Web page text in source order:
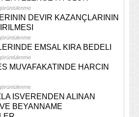
DEVIR KAZANÇLARININ
EMSAL KIRA BEDELI
MUVAFAKATINDE HARCIN
ISVERENDEN ALINAN
BEYANNAME